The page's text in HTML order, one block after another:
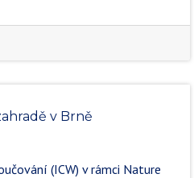
v Brně
(ICW) v rámci Nature